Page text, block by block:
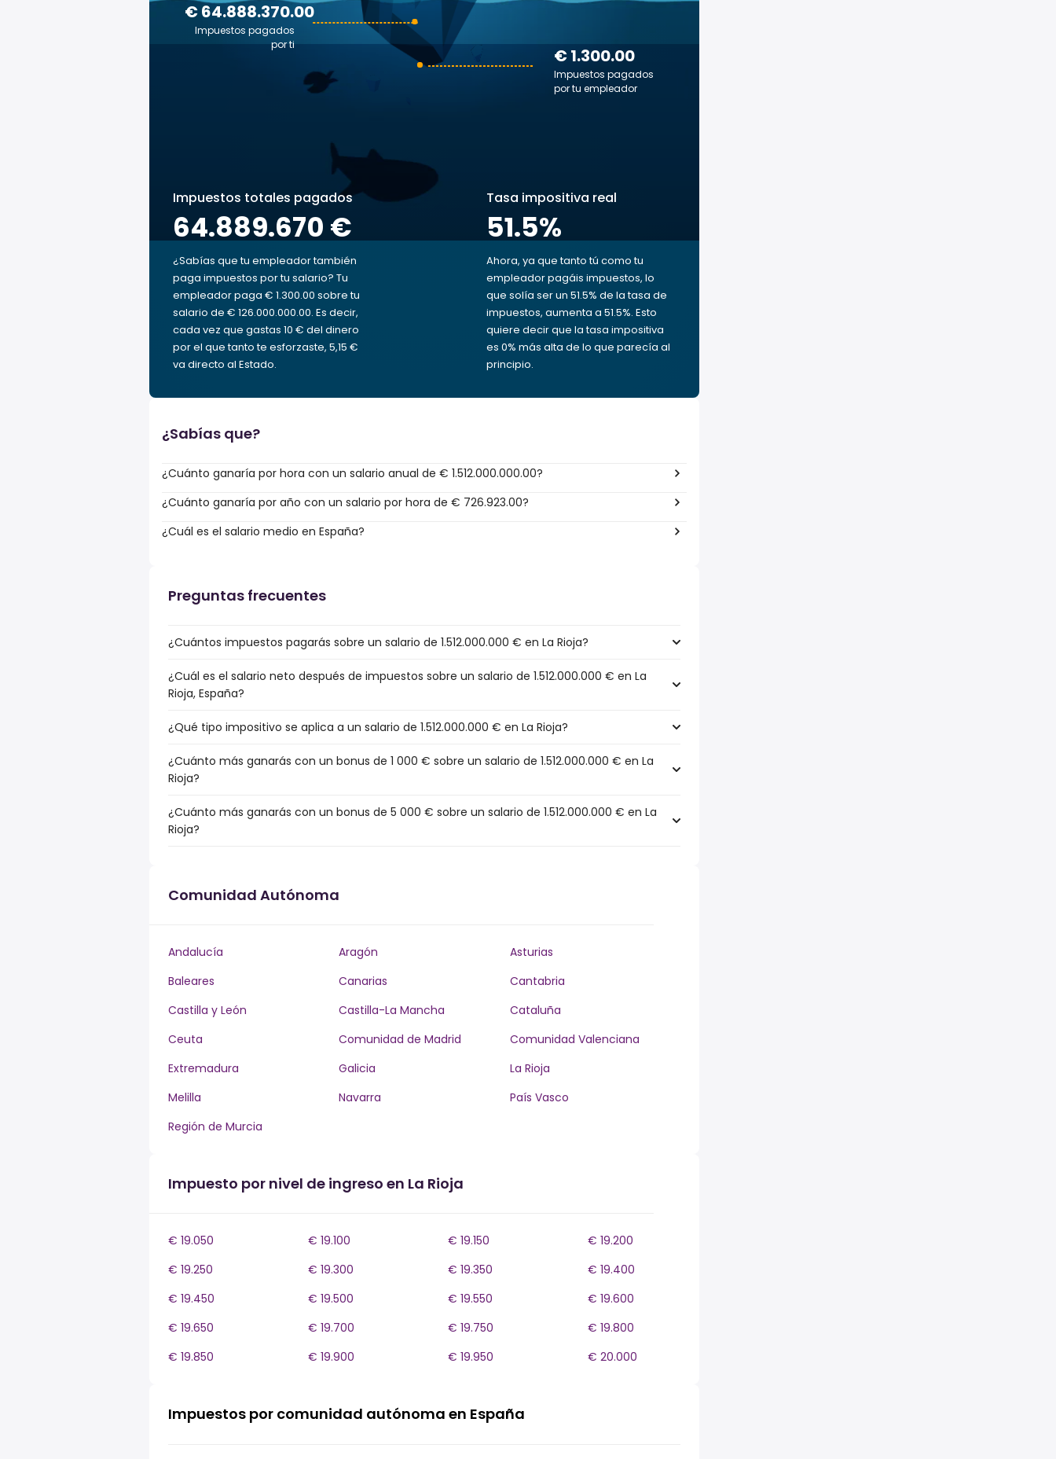
€ 1.300.00
Impuestos pagados
por tu empleador
€ 64.888.370.00
Impuestos pagados
por ti
Impuestos totales pagados
64.889.670 €
¿Sabías que tu empleador también
paga impuestos por tu salario? Tu
empleador paga € 1.300.00 sobre tu
salario de € 126.000.000.00. Es decir,
cada vez que gastas 10 € del dinero
por el que tanto te esforzaste, 5,15 €
va directo al Estado.
Tasa impositiva real
51.5%
Ahora, ya que tanto tú como tu
empleador pagáis impuestos, lo
que solía ser un 51.5% de la tasa de
impuestos, aumenta a 51.5%. Esto
quiere decir que la tasa impositiva
es 0% más alta de lo que parecía al
principio.
¿Sabías que?
¿Cuánto ganaría por hora con un salario anual de € 1.512.000.000.00?
¿Cuánto ganaría por año con un salario por hora de € 726.923.00?
¿Cuál es el salario medio en España?
Preguntas frecuentes
¿Cuántos impuestos pagarás sobre un salario de 1.512.000.000 € en La Rioja?
¿Cuál es el salario neto después de impuestos sobre un salario de 1.512.000.000 € en La
Rioja, España?
¿Qué tipo impositivo se aplica a un salario de 1.512.000.000 € en La Rioja?
¿Cuánto más ganarás con un bonus de 1 000 € sobre un salario de 1.512.000.000 € en La
Rioja?
¿Cuánto más ganarás con un bonus de 5 000 € sobre un salario de 1.512.000.000 € en La
Rioja?
Comunidad Autónoma
Andalucía Aragón
Asturias
Baleares
Canarias
Cantabria
Castilla y León
Castilla-La Mancha
Cataluña
Ceuta
Comunidad de Madrid
Comunidad Valenciana
Extremadura
Galicia
La Rioja
Melilla
Navarra
País Vasco
Región de Murcia
Impuesto por nivel de ingreso en La Rioja
€ 19.050 € 19.100 € 19.150
€ 19.200
€ 19.250
€ 19.300 € 19.350
€ 19.400
€ 19.450
€ 19.500 € 19.550
€ 19.600
€ 19.650
€ 19.700 € 19.750
€ 19.800
€ 19.850
€ 19.900 € 19.950 € 20.000
Impuestos por comunidad autónoma en España